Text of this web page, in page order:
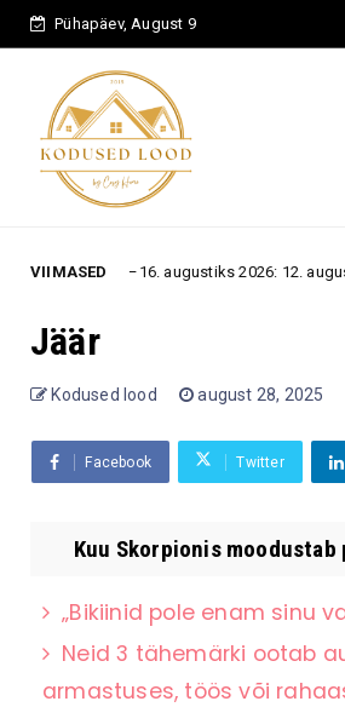
Pühapäev, August 9
VIIMASED
10.–16. augustiks 2026: 12. augusti
Jäär
Kodused lood august 28, 2025
Facebook Twitter
Kuu Skorpionis moodustab
„Bikiinid pole enam sinu
Neid 3 tähemärki ootab
armastuses, töös või